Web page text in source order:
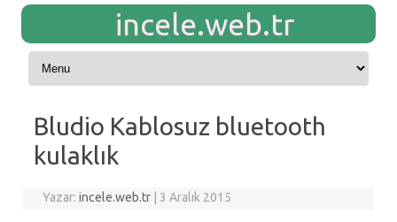
incele.web.tr
Skip to content
Bludio Kablosuz bluetooth
kulaklık
Yazar:incele.web.tr 3 Aralık 2015